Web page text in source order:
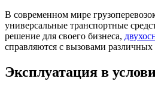
В современном мире
универсальные транспортные
решение для своего бизнеса,
справляются с вызовами
Эксплуатация в